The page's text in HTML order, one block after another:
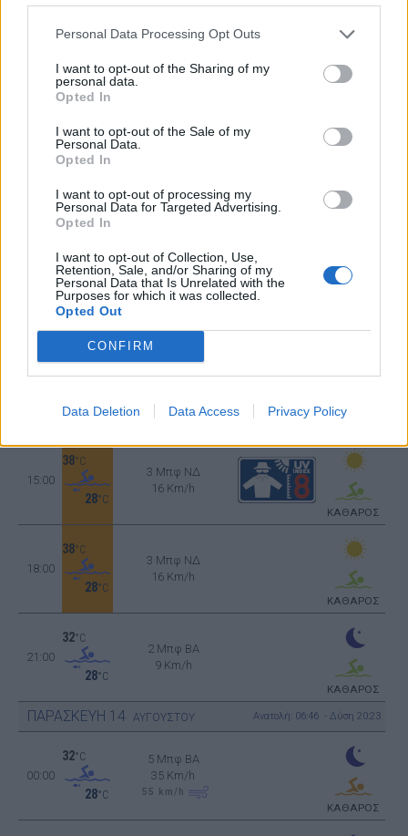
Personal Data Processing Opt Outs
I want to opt-out of the Sharing of my
personal data.
Opted In
I want to opt-out of the Sale of my
Personal Data.
Opted In
I want to opt-out of processing my
Personal Data for Targeted Advertising.
Opted In
I want to opt-out of Collection, Use,
Retention, Sale, and/or Sharing of my
Personal Data that Is Unrelated with the
Purposes for which it was collected.
Opted Out
CONFIRM
Data Deletion Data Access Privacy Policy
4 Μπφ BA
ΚΑΘΑΡΟΣ
30
28°C
24 Km/h
31°C
4 Μπφ BA
34°C
6 Μπφ BA
45 Km/h
°C
28°C
15:00
38°C
28°C
3 Μπφ ΝΔ
16 Km/h
ΚΑΘΑΡΟΣ
18:00
38°C
28°C
3 Μπφ ΝΔ
16 Km/h
ΚΑΘΑΡΟΣ
21:00
32°C
28°C
2 Μπφ BA
9 Km/h
ΚΑΘΑΡΟΣ
ΠΑΡΑΣΚΕΥΗ 14 ΑΥΓΟΥΣΤΟΥ Ανατολή: 06:46 - Δύση 20:23
00:00
32°C
28°C
5 Μπφ BA
35 Km/h
55 km/h
ΚΑΘΑΡΟΣ